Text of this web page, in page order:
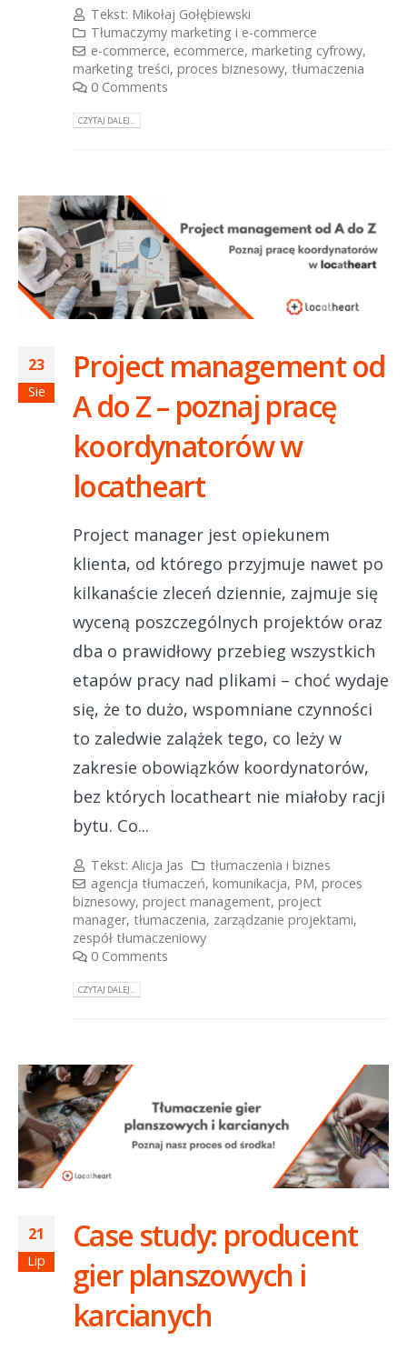
Tekst: Mikołaj Gołębiewski
Tłumaczymy marketing i e-commerce
e-commerce, ecommerce,marketing cyfrowy,
marketing treści, proces biznesowy, tłumaczenia
0 Comments
CZYTAJ DALEJ...
23
Sie
Project management od
A do Z – poznaj pracę
koordynatorów w
locatheart
Project manager jest opiekunem
klienta, od którego przyjmuje nawet po
kilkanaście zleceń dziennie, zajmuje się
wyceną poszczególnych projektów oraz
dba o prawidłowy przebieg wszystkich
etapów pracy nad plikami – choć wydaje
się, że to dużo, wspomniane czynności
to zaledwie zalążek tego, co leży w
zakresie obowiązków koordynatorów,
bez których locatheart nie miałoby racji
bytu. Co...
Tekst:Alicja Jas
tłumaczenia i biznes
agencja tłumaczeń,komunikacja, PM,proces
biznesowy, project management, project
manager, tłumaczenia, zarządzanie projektami,
zespół tłumaczeniowy
0 Comments
CZYTAJ DALEJ...
21
Lip
Case study: producent
gier planszowych i
karcianych